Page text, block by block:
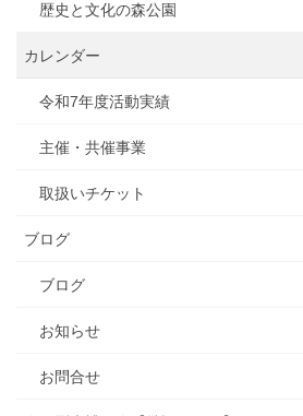
歴史と文化の森公園
カレンダー
令和7年度活動実績
主催・共催事業
取扱いチケット
ブログ
ブログ
お知らせ
お問合せ